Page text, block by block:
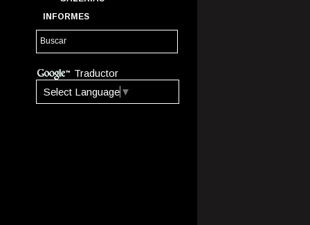
INFORMES
Traductor
Select Language ▼